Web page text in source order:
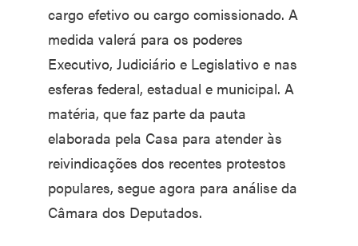
cargo efetivo ou cargo comissionado. A
medida valerá para os poderes
Executivo, Judiciário e Legislativo e nas
esferas federal, estadual e municipal. A
matéria, que faz parte da pauta
elaborada pela Casa para atender às
reivindicações dos recentes protestos
populares, segue agora para análise da
Câmara dos Deputados.